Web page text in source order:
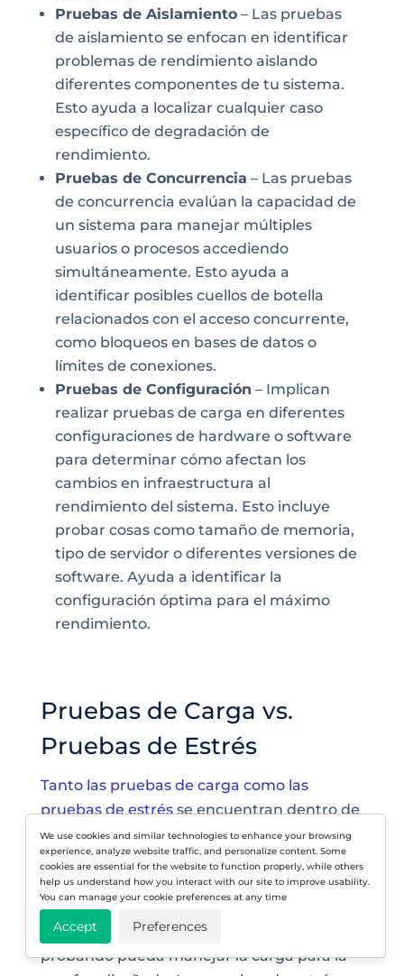
Pruebas de Aislamiento– Las pruebas
de aislamiento se enfocan en identificar
problemas de rendimiento aislando
diferentes componentes de tu sistema.
Esto ayuda a localizar cualquier caso
específico de degradación de
rendimiento.
Pruebas de Concurrencia – Las pruebas
de concurrencia evalúan la capacidad de
un sistema para manejar múltiples
usuarios o procesos accediendo
simultáneamente. Esto ayuda a
identificar posibles cuellos de botella
relacionados con el acceso concurrente,
como bloqueos en bases de datos o
límites de conexiones.
Pruebas de Configuración – Implican
realizar pruebas de carga en diferentes
configuraciones de hardware o software
para determinar cómo afectan los
cambios en infraestructura al
rendimiento del sistema. Esto incluye
probar cosas como tamaño de memoria,
tipo de servidor o diferentes versiones de
software. Ayuda a identificar la
configuración óptima para el máximo
rendimiento.
Pruebas de Carga vs.
Pruebas de Estrés
Tanto las pruebas de carga como las
pruebas de estrésse encuentran dentro de
la categoría de pruebas de rendimiento.
Las pruebas de carga determinan cómo se
comporta tu sitio web o aplicación durante
condiciones normales y picos de carga.
Garantizan que la función que estás
probando pueda manejar la carga para la
We use cookies and similar technologies to enhance your browsing
experience, analyze website traffic, and personalize content. Some
cookies are essential for the website to function properly, while others
help us understand how you interact with our site to improve usability.
You can manage your cookie preferences at any time
Accept Preferences